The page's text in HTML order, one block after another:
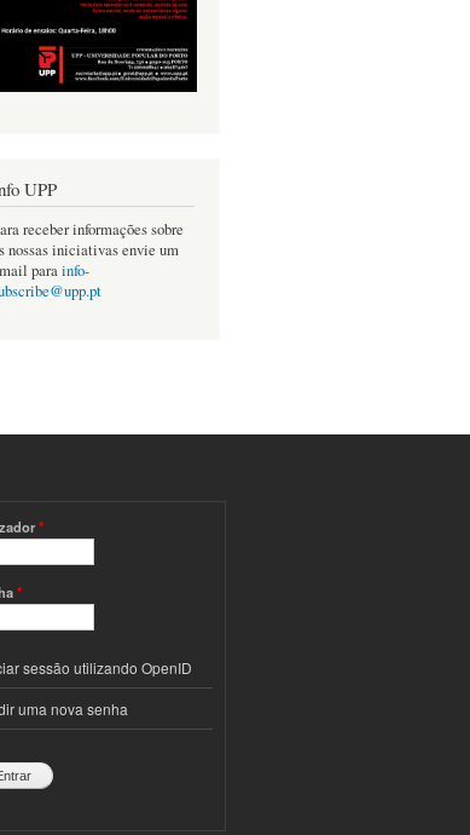
UPP
receber informações sobre
nossas iniciativas envie um
parainfo-
*
*
sessão utilizando OpenID
uma nova senha